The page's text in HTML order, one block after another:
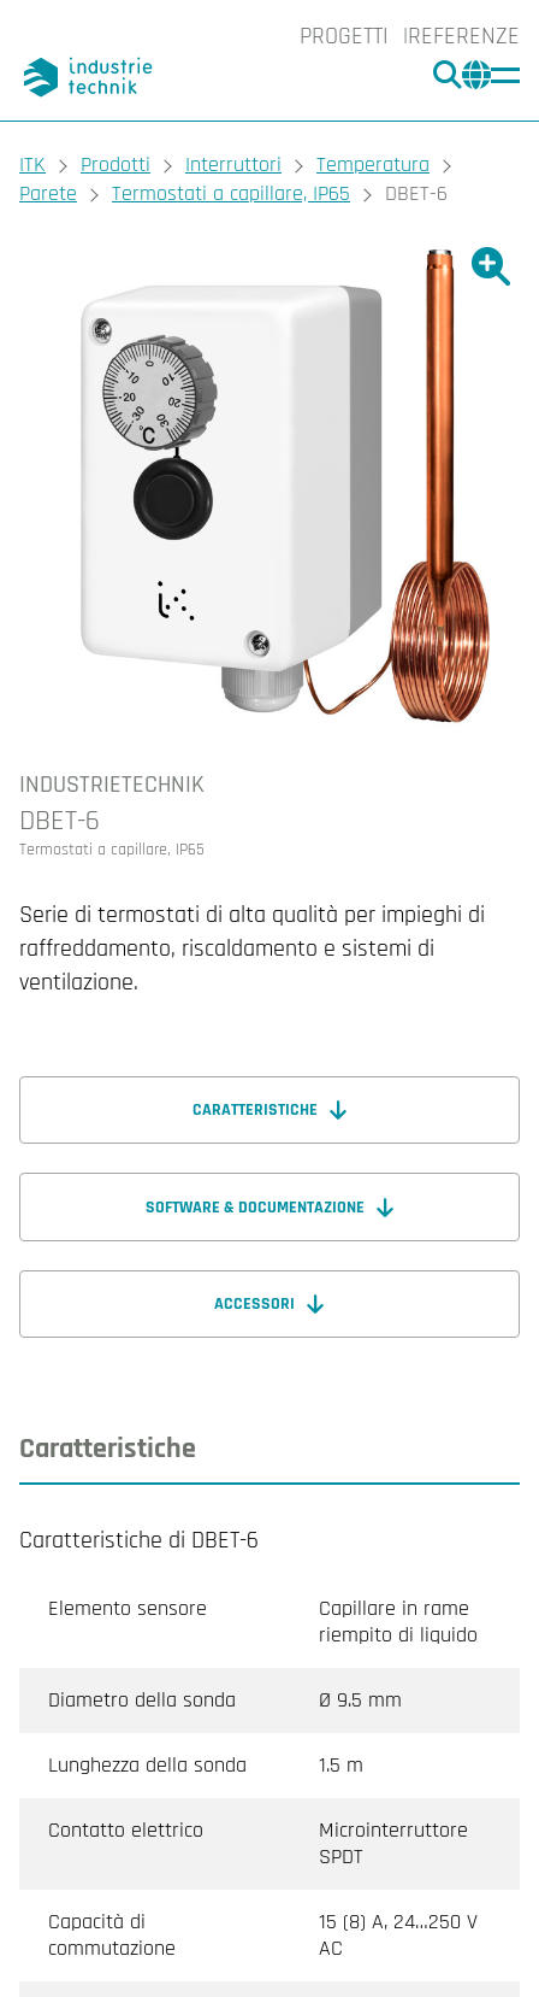
PROGETTI REFERENZE
CERCA
You are here:
ITK Prodotti Interruttori
Temperatura
Parete
Termostati a capillare, IP65 DBET-6
INDUSTRIETECHNIK
DBET-6
Termostati a capillare, IP65
Serie di termostati di alta qualità per impieghi di
raffreddamento, riscaldamento e sistemi di
ventilazione.
CARATTERISTICHE
SOFTWARE & DOCUMENTAZIONE
ACCESSORI
Caratteristiche
Caratteristiche di DBET-6
Elemento sensore
Capillare in rame
riempito di liquido
Diametro della sonda Ø 9.5 mm
Lunghezza della sonda 1.5 m
Contatto elettrico
Microinterruttore
SPDT
Capacità di
commutazione
15 (8) A, 24…250 V
AC